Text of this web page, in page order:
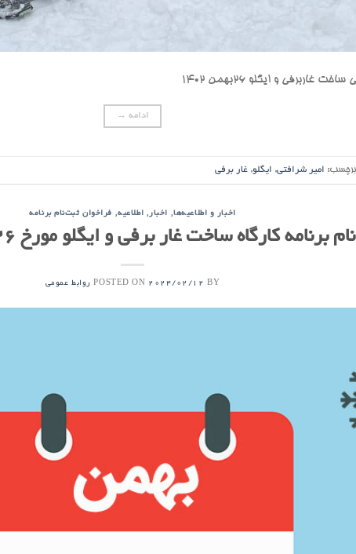
و ایگلو ۲۶بهمن ۱۴۰۲
ادامه →
برچسب: امیر شرافتی, ایگلو, غار برفی
اخبار و اطلاعیه‌ها, اخبار, اطلاعیه, فراخوان ثبت‌نام برنامه
برنامه کارگاه ساخت غار برفی و ایگلو مورخ 26 بهمن ماه 1402
POSTED ON 2024/02/12 BY روابط عمومی